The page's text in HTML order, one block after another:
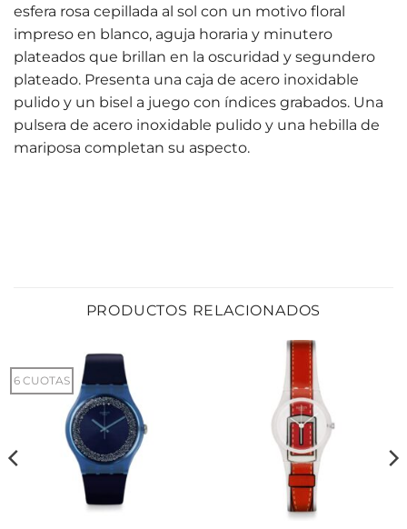
esfera rosa cepillada al sol con un motivo floral
impreso en blanco, aguja horaria y minutero
plateados que brillan en la oscuridad y segundero
plateado. Presenta una caja de acero inoxidable
pulido y un bisel a juego con índices grabados. Una
pulsera de acero inoxidable pulido y una hebilla de
mariposa completan su aspecto.
PRODUCTOS RELACIONADOS
6 CUOTAS